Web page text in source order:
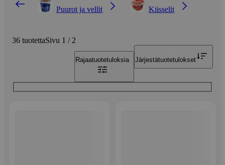
Puurot ja vellit Kiisselit
36 tuotettaSivu 1 / 2
Rajaatuotetuloksia Järjestätuotetulokset